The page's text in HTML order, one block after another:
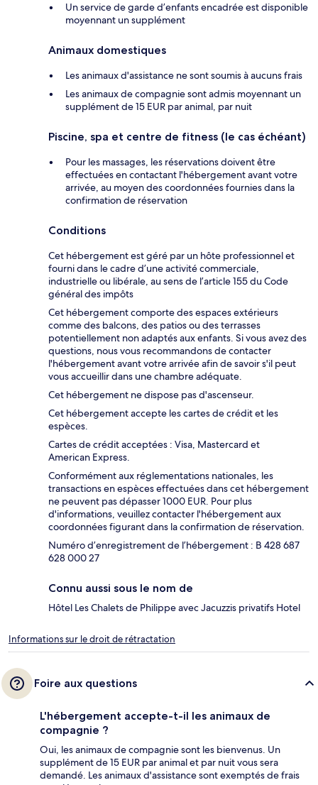
Un service de garde d’enfants encadrée est disponible
moyennant un supplément
Animaux domestiques
Les animaux d'assistance ne sont soumis à aucuns frais
Les animaux de compagnie sont admis moyennant un
supplément de 15 EUR par animal, par nuit
Piscine, spa et centre de fitness (le cas échéant)
Pour les massages, les réservations doivent être
effectuées en contactant l'hébergement avant votre
arrivée, au moyen des coordonnées fournies dans la
confirmation de réservation
Conditions
Cet hébergement est géré par un hôte professionnel et
fourni dans le cadre d’une activité commerciale,
industrielle ou libérale, au sens de l’article 155 du Code
général des impôts
Cet hébergement comporte des espaces extérieurs
comme des balcons, des patios ou des terrasses
potentiellement non adaptés aux enfants. Si vous avez des
questions, nous vous recommandons de contacter
l'hébergement avant votre arrivée afin de savoir s'il peut
vous accueillir dans une chambre adéquate.
Cet hébergement ne dispose pas d'ascenseur.
Cet hébergement accepte les cartes de crédit et les
espèces.
Cartes de crédit acceptées : Visa, Mastercard et
American Express.
Conformément aux réglementations nationales, les
transactions en espèces effectuées dans cet hébergement
ne peuvent pas dépasser 1000 EUR. Pour plus
d'informations, veuillez contacter l'hébergement aux
coordonnées figurant dans la confirmation de réservation.
Numéro d’enregistrement de l’hébergement : B 428 687
628 000 27
Connu aussi sous le nom de
Hôtel Les Chalets de Philippe avec Jacuzzis privatifs Hotel
Informations sur le droit de rétractation
Foire aux questions
L'hébergement accepte-t-il les animaux de
compagnie ?
Oui, les animaux de compagnie sont les bienvenus. Un
supplément de 15 EUR par animal et par nuit vous sera
demandé. Les animaux d'assistance sont exemptés de frais